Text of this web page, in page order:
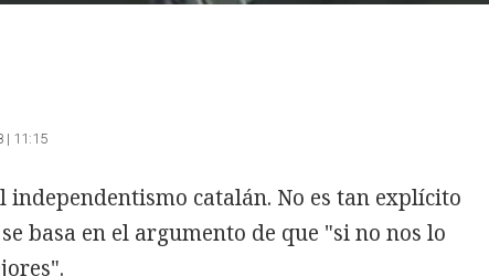
| 11:15
independentismo catalán. No es tan explícito
basa en el argumento de que "si no nos lo